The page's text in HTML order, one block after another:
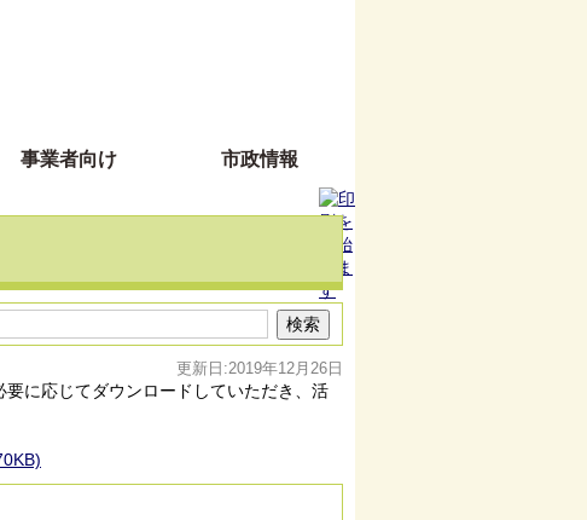
事業者向け 市政情報
更新日:2019年12月26日
に応じてダウンロードしていただき、活